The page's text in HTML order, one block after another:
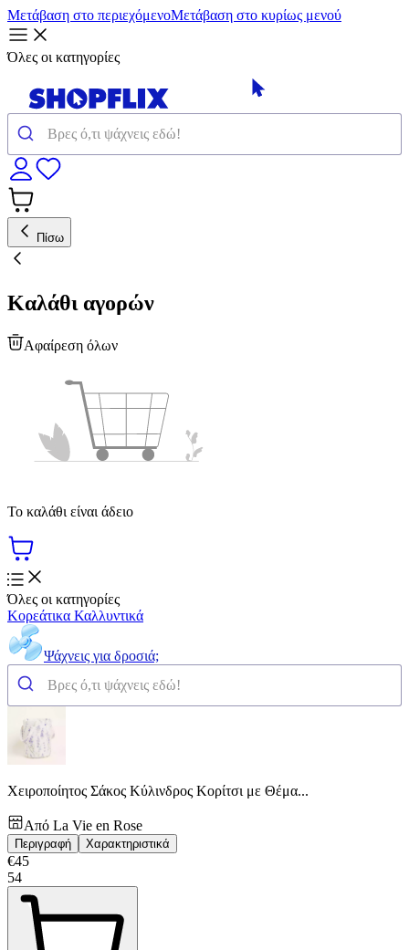
Μετάβαση στο περιεχόμενοΜετάβαση στο κυρίως μενού
Όλες οι κατηγορίες
Πίσω
Καλάθι αγορών
Αφαίρεση όλων
Το καλάθι είναι άδειο
Όλες οι κατηγορίες
Κορεάτικα Καλλυντικά
Ψάχνεις για δροσιά;
Χειροποίητος Σάκος Κύλινδρος Κορίτσι με Θέμα...
Από La Vie en Rose
Περιγραφή Χαρακτηριστικά
€45
54